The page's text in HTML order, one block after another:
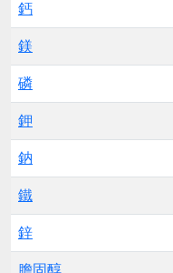
鈣
鎂
磷
鉀
鈉
鐵
鋅
膽固醇